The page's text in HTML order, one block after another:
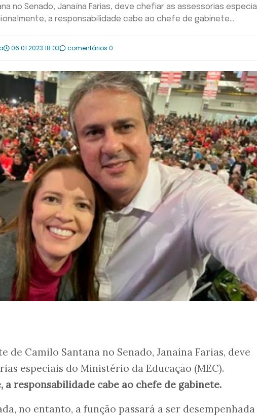
no Senado, Janaína Farias, deve chefiar as assessorias
a responsabilidade cabe ao chefe de gabinete...
06.01.2023 18:03 comentários 0
de Camilo Santana no Senado, Janaína Farias, deve
especiais do Ministério da Educação (MEC).
responsabilidade cabe ao chefe de gabinete.
no entanto, a função passará a ser